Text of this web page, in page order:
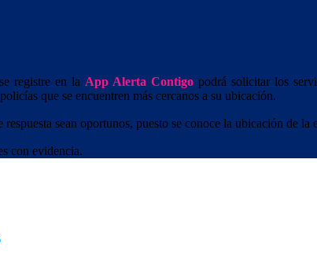
registre en la App Alerta Contigopodrá solicitar los
que se encuentren más cercanos a su ubicación.
sean oportunos, puesto se conoce la ubicación de
con evidencia.